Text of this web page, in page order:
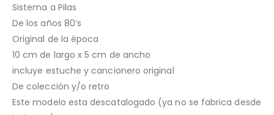
Sistema a Pilas
De los años 80’s
Original de la época
10 cm de largo x 5 cm de ancho
incluye estuche y cancionero original
De colección y/o retro
Este modelo esta descatalogado (ya no se fabrica desde